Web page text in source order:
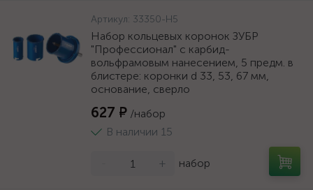
Артикул: 33350-H5
Набор кольцевых коронок ЗУБР
"Профессионал" c карбид-
вольфрамовым нанесением, 5 предм. в
блистере: коронки d 33, 53, 67 мм,
основание, сверло
627 ₽ /набор
В наличии 15
+ набор